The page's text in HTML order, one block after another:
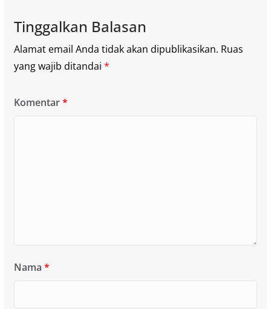
Tinggalkan Balasan
Alamat email Anda tidak akan dipublikasikan. Ruas
yang wajib ditandai *
Komentar*
Nama *